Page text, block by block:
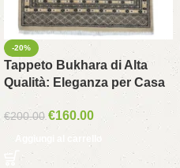
-20%
Tappeto Bukhara di Alta
Qualità: Eleganza per Casa
€200.00 €160.00
Aggiungi al carrello